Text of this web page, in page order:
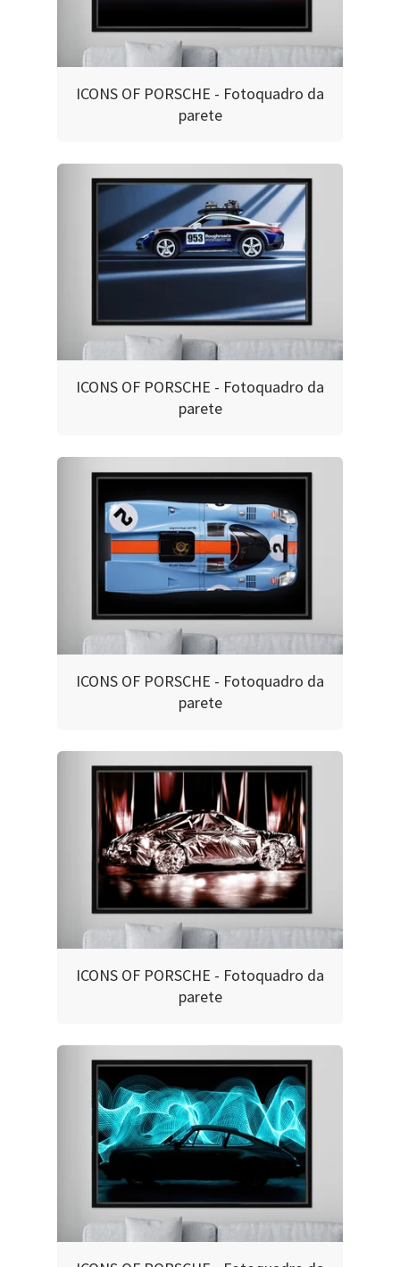
ICONS OF PORSCHE - Fotoquadro da
parete
ICONS OF PORSCHE - Fotoquadro da
parete
ICONS OF PORSCHE - Fotoquadro da
parete
ICONS OF PORSCHE - Fotoquadro da
parete